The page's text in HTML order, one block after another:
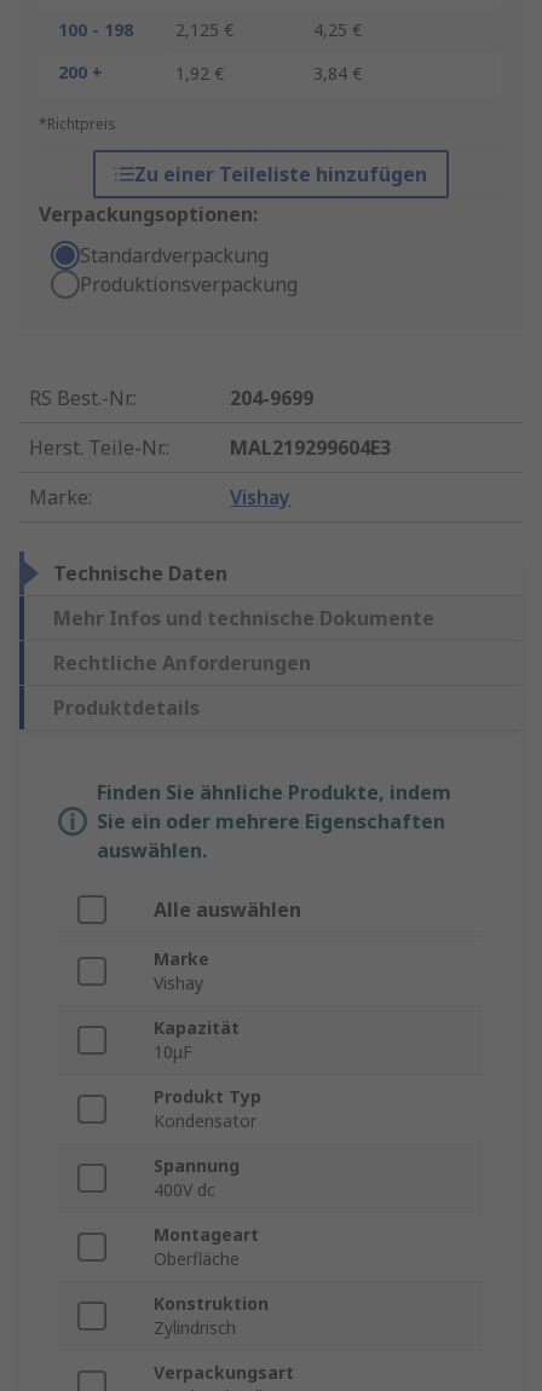
100 - 198
2,125 €
4,25 €
200 +
1,92 € 3,84 €
*Richtpreis
Zu einer Teileliste hinzufügen
Verpackungsoptionen:
Standardverpackung
Produktionsverpackung
RS Best.-Nr.:
204-9699
Herst. Teile-Nr.:
MAL219299604E3
Marke: Vishay
Technische Daten
Mehr Infos und technische Dokumente
Rechtliche Anforderungen
Produktdetails
Finden Sie ähnliche Produkte, indem
Sie ein oder mehrere Eigenschaften
auswählen.
Alle auswählen
Marke
Vishay
Kapazität
10μF
Produkt Typ
Kondensator
Spannung
400V dc
Montageart
Oberfläche
Konstruktion
Zylindrisch
Verpackungsart